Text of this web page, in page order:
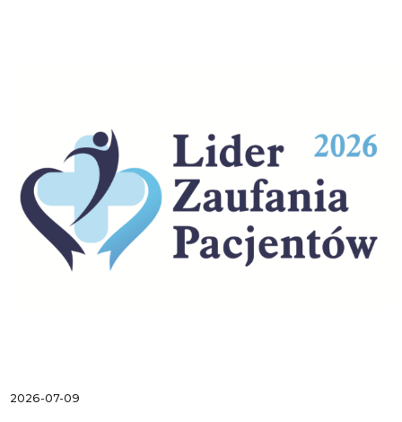
2026-07-09